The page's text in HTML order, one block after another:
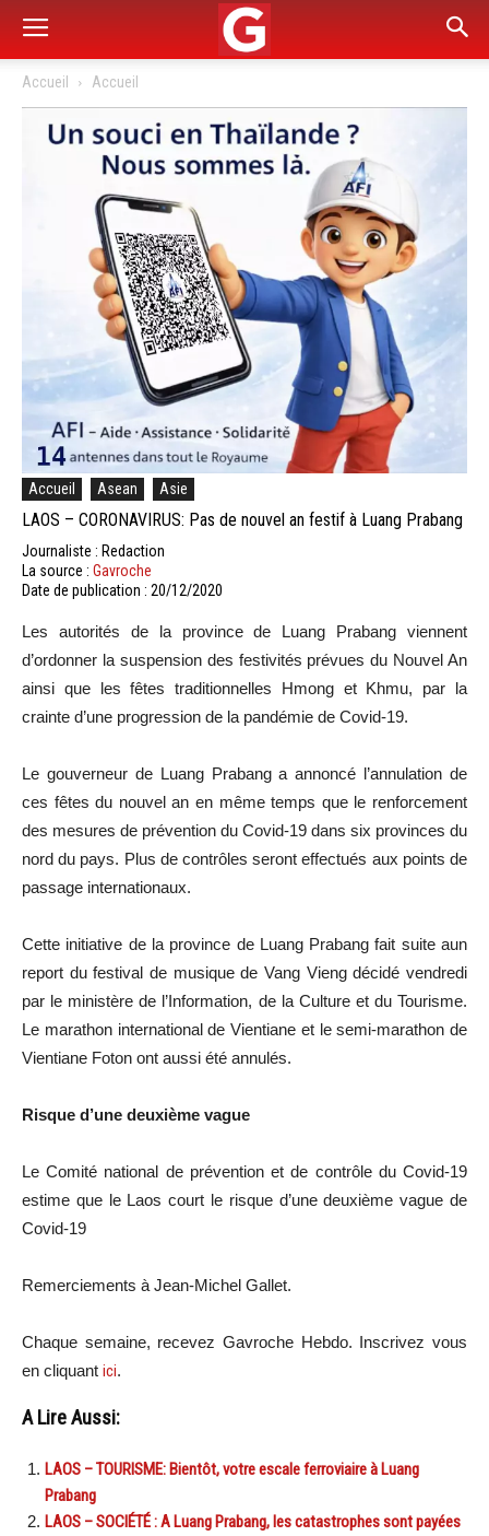
Accueil Accueil
Accueil Asean Asie
LAOS – CORONAVIRUS: Pas de nouvel an festif à Luang Prabang
Journaliste : Redaction
La source : Gavroche
Date de publication : 20/12/2020
Les autorités de la province de Luang Prabang viennent
d’ordonner la suspension des festivités prévues du Nouvel An
ainsi que les fêtes traditionnelles Hmong et Khmu, par la
crainte d’une progression de la pandémie de Covid-19.
Le gouverneur de Luang Prabang a annoncé l’annulation de
ces fêtes du nouvel an en même temps que le renforcement
des mesures de prévention du Covid-19 dans six provinces du
nord du pays. Plus de contrôles seront effectués aux points de
passage internationaux.
Cette initiative de la province de Luang Prabang fait suite aun
report du festival de musique de Vang Vieng décidé vendredi
par le ministère de l’Information, de la Culture et du Tourisme.
Le marathon international de Vientiane et le semi-marathon de
Vientiane Foton ont aussi été annulés.
Risque d’une deuxième vague
Le Comité national de prévention et de contrôle du Covid-19
estime que le Laos court le risque d’une deuxième vague de
Covid-19
Remerciements à Jean-Michel Gallet.
Chaque semaine, recevez Gavroche Hebdo. Inscrivez vous
en cliquant ici.
A Lire Aussi:
LAOS – TOURISME: Bientôt, votre escale ferroviaire à Luang
Prabang
LAOS – SOCIÉTÉ : A Luang Prabang, les catastrophes sont payées